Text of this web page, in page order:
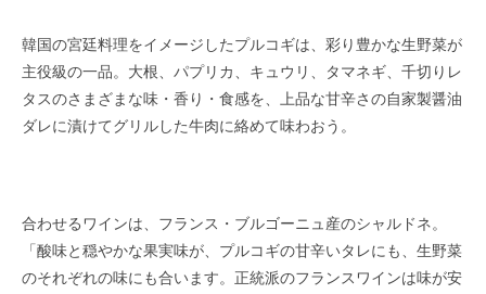
韓国の宮廷料理をイメージしたプルコギは、彩り豊かな生野菜が
主役級の一品。大根、パプリカ、キュウリ、タマネギ、千切りレ
タスのさまざまな味・香り・食感を、上品な甘辛さの自家製醤油
ダレに漬けてグリルした牛肉に絡めて味わおう。
合わせるワインは、フランス・ブルゴーニュ産のシャルドネ。
「酸味と穏やかな果実味が、プルコギの甘辛いタレにも、生野菜
のそれぞれの味にも合います。正統派のフランスワインは味が安